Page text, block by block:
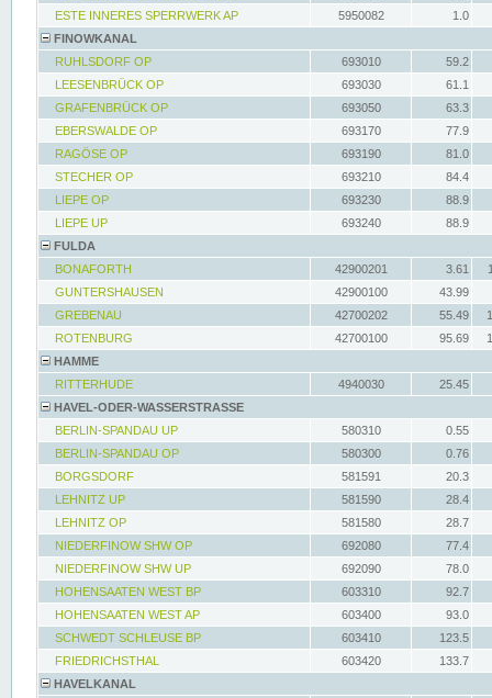
ESTE INNERES SPERRWERK AP
5950082
1.0
FINOWKANAL
RUHLSDORF OP
693010
59.2
LEESENBRÜCK OP
693030
61.1
GRAFENBRÜCK OP
693050
63.3
EBERSWALDE OP
693170
77.9
RAGÖSE OP
693190
81.0
STECHER OP
693210
84.4
LIEPE OP
693230
88.9
LIEPE UP
693240
88.9
FULDA
BONAFORTH
42900201 3.61
GUNTERSHAUSEN
42900100
43.99
GREBENAU
42700202 55.49
ROTENBURG
42700100 95.69
HAMME
RITTERHUDE
4940030
25.45
HAVEL-ODER-WASSERSTRASSE
BERLIN-SPANDAU UP
580310
0.55
BERLIN-SPANDAU OP
580300
0.76
BORGSDORF
581591
20.3
LEHNITZ UP
581590
28.4
LEHNITZ OP
581580
28.7
NIEDERFINOW SHW OP
692080
77.4
NIEDERFINOW SHW UP
692090
78.0
HOHENSAATEN WEST BP
603310
92.7
HOHENSAATEN WEST AP
603400
93.0
SCHWEDT SCHLEUSE BP
603410
123.5
FRIEDRICHSTHAL
603420
133.7
HAVELKANAL